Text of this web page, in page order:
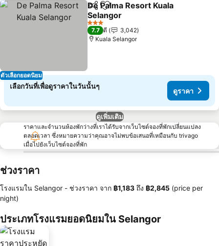
ตัวเลือกยอดนิยม
แชร์ เพิ่มในรายการโปรด
De Palma Resort Kuala
Selangor
ดูราคา
3 ดาว
7.7 ดี
3,042
Kuala Selangor
เลือกวันที่เพื่อดูราคาในวันนั้นๆ
ดูราคา
ดูเพิ่มเติม
ราคาและจำนวนห้องพักว่างที่เราได้รับจากเว็บไซต์จองที่พักเปลี่ยนแปลง
ตลอดเวลา ซึ่งหมายความว่าคุณอาจไม่พบข้อเสนอที่เหมือนกับ trivago
เมื่อไปยังเว็บไซต์จองที่พัก
ช่วงราคา
โรงแรมใน Selangor - ช่วงราคา จาก ‎฿1,183 ถึง ‎฿2,845 (price per
night)
ประเภทโรงแรมยอดนิยมใน Selangor